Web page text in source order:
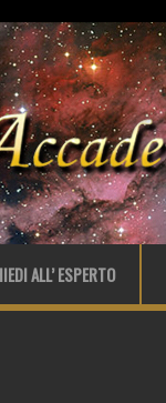
ALL’ ESPERTO